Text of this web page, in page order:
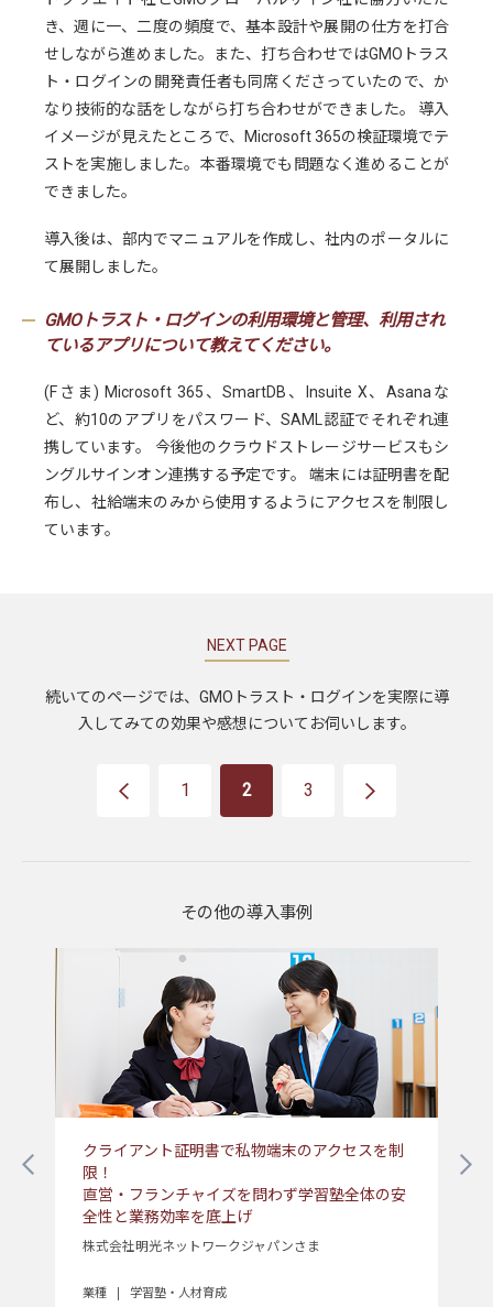
き、週に一、二度の頻度で、基本設計や展開の仕方を打合
せしながら進めました。また、打ち合わせではGMOトラス
ト・ログインの開発責任者も同席くださっていたので、か
なり技術的な話をしながら打ち合わせができました。 導入
イメージが見えたところで、Microsoft 365の検証環境でテ
ストを実施しました。本番環境でも問題なく進めることが
できました。
導入後は、部内でマニュアルを作成し、社内のポータルに
て展開しました。
GMOトラスト・ログインの利用環境と管理、利用され
ているアプリについて教えてください。
(Fさま) Microsoft 365、SmartDB、Insuite X、Asanaな
ど、約10のアプリをパスワード、SAML認証でそれぞれ連
携しています。 今後他のクラウドストレージサービスもシ
ングルサインオン連携する予定です。 端末には証明書を配
布し、社給端末のみから使用するようにアクセスを制限し
ています。
NEXT PAGE
続いてのページでは、GMOトラスト・ログインを実際に導
入してみての効果や感想についてお伺いします。
1 2 3
その他の導入事例
クライアント証明書で私物端末のアクセスを制
限！
直営・フランチャイズを問わず学習塾全体の安
全性と業務効率を底上げ
株式会社明光ネットワークジャパンさま
業種
学習塾・人材育成